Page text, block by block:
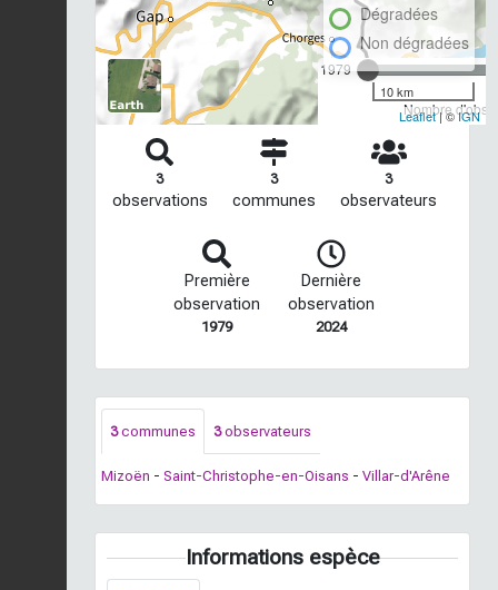
1979
Nombre
Dégradées
Non dégradées
10 km
Leaflet| ©IGN
3
observations
3
communes
3
observateurs
Première
observation
1979
Dernière
observation
2024
3communes 3observateurs
Mizoën - Saint-Christophe-en-Oisans - Villar-d'Arêne
Informations espèce